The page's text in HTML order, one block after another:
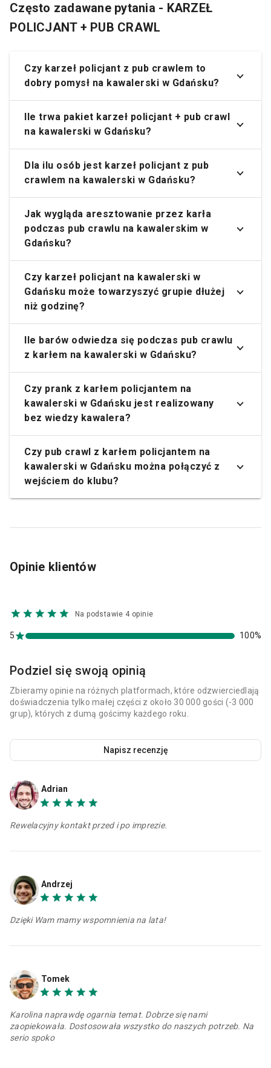
Często zadawane pytania - KARZEŁ
POLICJANT + PUB CRAWL
Czy karzeł policjant z pub crawlem to
dobry pomysł na kawalerski w Gdańsku?
Ile trwa pakiet karzeł policjant + pub crawl
na kawalerski w Gdańsku?
Dla ilu osób jest karzeł policjant z pub
crawlem na kawalerski w Gdańsku?
Jak wygląda aresztowanie przez karła
podczas pub crawlu na kawalerskim w
Gdańsku?
Czy karzeł policjant na kawalerski w
Gdańsku może towarzyszyć grupie dłużej
niż godzinę?
Ile barów odwiedza się podczas pub crawlu
z karłem na kawalerski w Gdańsku?
Czy prank z karłem policjantem na
kawalerski w Gdańsku jest realizowany
bez wiedzy kawalera?
Czy pub crawl z karłem policjantem na
kawalerski w Gdańsku można połączyć z
wejściem do klubu?
Opinie klientów
Na podstawie 4 opinie
5 100%
Podziel się swoją opinią
Zbieramy opinie na różnych platformach, które odzwierciedlają
doświadczenia tylko małej części z około 30 000 gości (-3 000
grup), których z dumą gościmy każdego roku.
Napisz recenzję
Adrian
Rewelacyjny kontakt przed i po imprezie.
Andrzej
Dzięki Wam mamy wspomnienia na lata!
Tomek
Karolina naprawdę ogarnia temat. Dobrze się nami
zaopiekowała. Dostosowała wszystko do naszych potrzeb. Na
serio spoko